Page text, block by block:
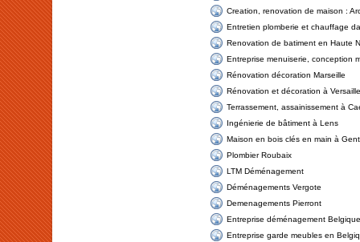
Creation, renovation de maison :
Entretien plomberie et chauffage
Renovation de batiment en Haute
Entreprise menuiserie, conception
Rénovation décoration Marseille
Rénovation et décoration à
Terrassement, assainissement à
Ingénierie de bâtiment à Lens
Maison en bois clés en main à
Plombier Roubaix
LTM Déménagement
Déménagements Vergote
Demenagements Pierront
Entreprise déménagement Belgique
Entreprise garde meubles en